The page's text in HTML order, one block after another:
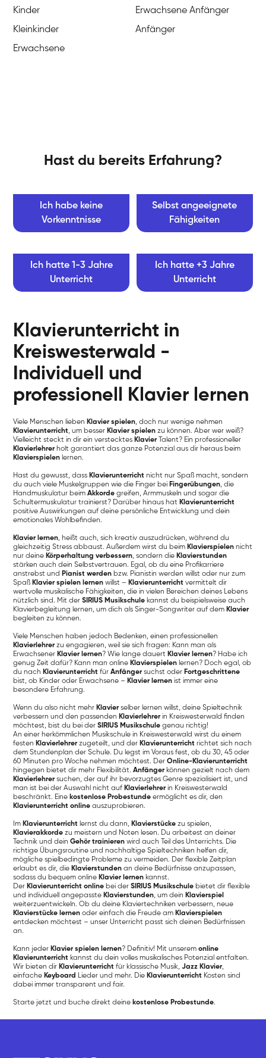
Kinder
Erwachsene Anfänger
Kleinkinder
Anfänger
Erwachsene
Hast du bereits Erfahrung?
Ich habe keine
Vorkenntnisse
Selbst angeeignete
Fähigkeiten
Ich hatte 1-3 Jahre
Unterricht
Ich hatte +3 Jahre
Unterricht
Klavierunterricht in
Kreiswesterwald -
Individuell und
professionell Klavier lernen
Viele Menschen lieben Klavier spielen, doch nur wenige nehmen
Klavierunterricht, um besser Klavier spielen zu können. Aber wer weiß?
Vielleicht steckt in dir ein verstecktes Klavier Talent? Ein professioneller
Klavierlehrer holt garantiert das ganze Potenzial aus dir heraus beim
Klavierspielen lernen.
Hast du gewusst, dass Klavierunterricht nicht nur Spaß macht, sondern
du auch viele Muskelgruppen wie die Finger bei Fingerübungen, die
Handmuskulatur beimAkkorde greifen, Armmuskeln und sogar die
Schultermuskulatur trainierst? Darüber hinaus hat Klavierunterricht
positive Auswirkungen auf deine persönliche Entwicklung und dein
emotionales Wohlbefinden.
Klavier lernen, heißt auch, sich kreativ auszudrücken, während du
gleichzeitig Stress abbaust. Außerdem wirst du beim Klavierspielen nicht
nur deine Körperhaltung verbessern, sondern die Klavierstunden
stärken auch dein Selbstvertrauen. Egal, ob du eine Profikarriere
anstrebst und Pianist werden bzw. Pianistin werden willst oder nur zum
Spaß Klavier spielen lernen willst – Klavierunterricht vermittelt dir
wertvolle musikalische Fähigkeiten, die in vielen Bereichen deines Lebens
nützlich sind. Mit derSIRIUS Musikschule kannst du beispielsweise auch
Klavierbegleitung lernen, um dich als Singer-Songwriter auf dem Klavier
begleiten zu können.
Viele Menschen haben jedoch Bedenken, einen professionellen
Klavierlehrer zu engagieren, weil sie sich fragen: Kann man als
Erwachsener Klavier lernen? Wie lange dauert Klavier lernen? Habe ich
genug Zeit dafür? Kann man online Klavierspielen lernen? Doch egal, ob
du nach Klavierunterricht fürAnfänger suchst oder Fortgeschrittene
bist, ob Kinder oder Erwachsene – Klavier lernen ist immer eine
besondere Erfahrung.
Wenn du also nicht mehr Klavier selber lernen willst, deine Spieltechnik
verbessern und den passenden Klavierlehrer in Kreiswesterwald finden
möchtest, bist du bei derSIRIUS Musikschule genau richtig!
An einer herkömmlichen Musikschule in Kreiswesterwald wirst du einem
festen Klavierlehrer zugeteilt, und der Klavierunterricht richtet sich nach
dem Stundenplan der Schule. Du legst im Voraus fest, ob du 30, 45 oder
60 Minuten pro Woche nehmen möchtest. DerOnline-Klavierunterricht
hingegen bietet dir mehr Flexibilität.Anfänger können gezielt nach dem
Klavierlehrer suchen, der auf ihr bevorzugtes Genre spezialisiert ist, und
man ist bei der Auswahl nicht auf Klavierlehrer in Kreiswesterwald
beschränkt. Eine kostenlose Probestunde ermöglicht es dir, den
Klavierunterricht online auszuprobieren.
Im Klavierunterricht lernst du dann, Klavierstücke zu spielen,
Klavierakkorde zu meistern und Noten lesen. Du arbeitest an deiner
Technik und deinGehör trainieren wird auch Teil des Unterrichts. Die
richtige Übungsroutine und nachhaltige Spieltechniken helfen dir,
mögliche spielbedingte Probleme zu vermeiden. Der flexible Zeitplan
erlaubt es dir, die Klavierstunden an deine Bedürfnisse anzupassen,
sodass du bequem online Klavier lernen kannst.
Der Klavierunterricht online bei derSIRIUS Musikschule bietet dir flexible
und individuell angepasste Klavierstunden, um dein Klavierspiel
weiterzuentwickeln. Ob du deine Klaviertechniken verbessern, neue
Klavierstücke lernen oder einfach die Freude am Klavierspielen
entdecken möchtest – unser Unterricht passt sich deinen Bedürfnissen
an.
Kann jeder Klavier spielen lernen? Definitiv! Mit unseremonline
Klavierunterricht kannst du dein volles musikalisches Potenzial entfalten.
Wir bieten dir Klavierunterricht für klassische Musik,Jazz Klavier,
einfache Keyboard Lieder und mehr. Die Klavierunterricht Kosten sind
dabei immer transparent und fair.
Starte jetzt und buche direkt deine kostenlose Probestunde.